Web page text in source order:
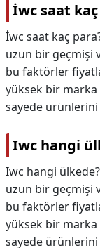
İwc saat
İwc saat kaç
uzun bir geçmişi
bu faktörler
yüksek bir marka
sayede
Iwc hangi
Iwc hangi
uzun bir geçmişi
bu faktörler
yüksek bir marka
sayede